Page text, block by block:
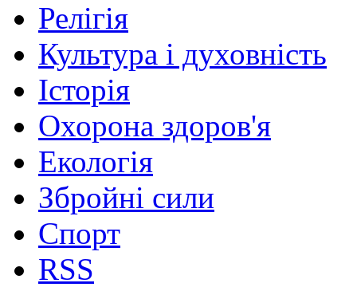
Релігія
Культура і духовність
Історія
Охорона здоров'я
Екологія
Збройні сили
Спорт
RSS